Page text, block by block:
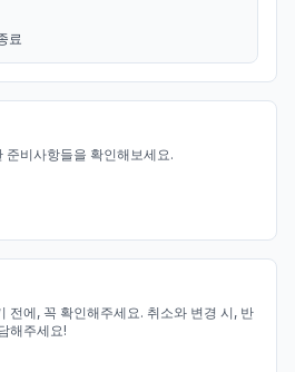
료
준비사항들을 확인해보세요.
전에, 꼭 확인해주세요. 취소와 변경 시, 반
해주세요!